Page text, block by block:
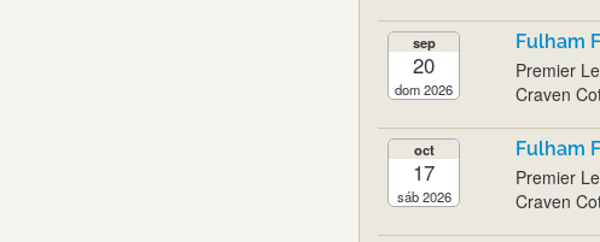
sep
20
dom 2026
Fulham
Premier
Craven
oct
17
sáb 2026
Fulham
Premier
Craven